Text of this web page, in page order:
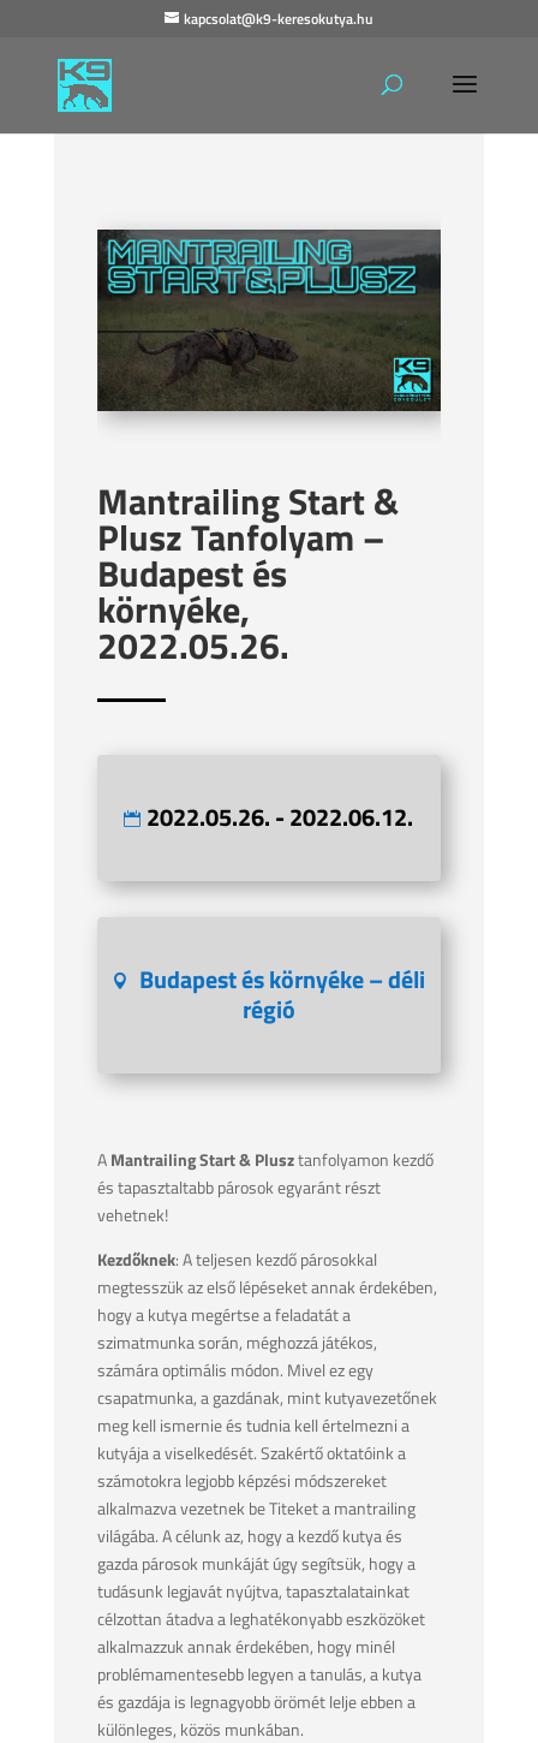
kapcsolat@k9-keresokutya.hu
Mantrailing Start &
Plusz Tanfolyam –
Budapest és
környéke,
2022.05.26.
2022.05.26. - 2022.06.12.
Budapest és környéke – déli
régió
AMantrailing Start & Plusztanfolyamon kezdő
és tapasztaltabb párosok egyaránt részt
vehetnek!
Kezdőknek: A teljesen kezdő párosokkal
megtesszük az első lépéseket annak érdekében,
hogy a kutya megértse a feladatát a
szimatmunka során, méghozzá játékos,
számára optimális módon. Mivel ez egy
csapatmunka, a gazdának, mint kutyavezetőnek
meg kell ismernie és tudnia kell értelmezni a
kutyája a viselkedését. Szakértő oktatóink a
számotokra legjobb képzési módszereket
alkalmazva vezetnek be Titeket a mantrailing
világába. A célunk az, hogy a kezdő kutya és
gazda párosok munkáját úgy segítsük, hogy a
tudásunk legjavát nyújtva, tapasztalatainkat
célzottan átadva a leghatékonyabb eszközöket
alkalmazzuk annak érdekében, hogy minél
problémamentesebb legyen a tanulás, a kutya
és gazdája is legnagyobb örömét lelje ebben a
különleges, közös munkában.